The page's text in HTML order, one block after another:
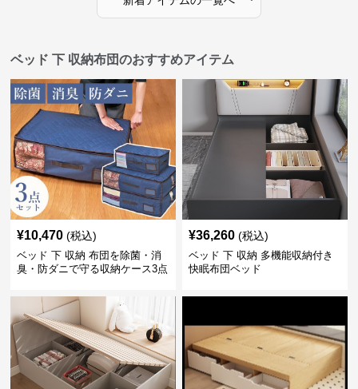
ベッド 下 収納布団のおすすめアイテム
¥10,470 (税込)
ベッド 下 収納 布団を除菌・消
臭・防ダニで守る収納ケース3点
¥36,260 (税込)
ベッド 下 収納 多機能収納付き
快眠布団ベッド